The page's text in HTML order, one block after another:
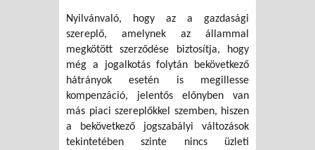
Nyilvánvaló, hogy az a gazdasági
szereplő, amelynek az állammal
megkötött szerződése biztosítja, hogy
még a jogalkotás folytán bekövetkező
hátrányok esetén is megillesse
kompenzáció, jelentős előnyben van
más piaci szereplőkkel szemben, hiszen
a bekövetkező jogszabályi változások
tekintetében szinte nincs üzleti